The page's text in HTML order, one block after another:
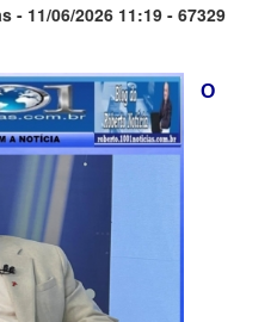
- 11/06/2026 11:19 - 67329
O